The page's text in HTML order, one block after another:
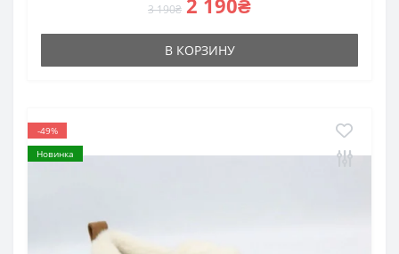
3 190₴ 2 190₴
В КОРЗИНУ
-49%
Новинка